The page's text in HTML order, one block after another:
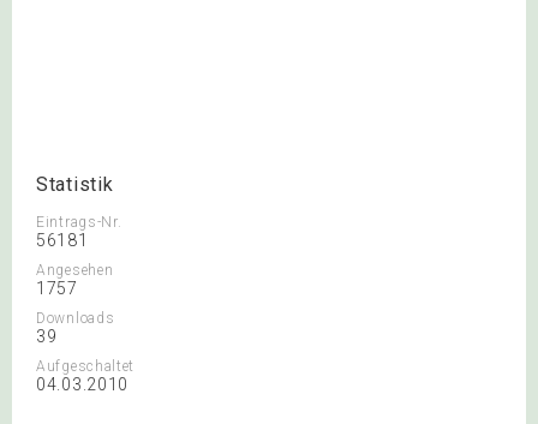
Statistik
Eintrags-Nr.
56181
Angesehen
1757
Downloads
39
Aufgeschaltet
04.03.2010